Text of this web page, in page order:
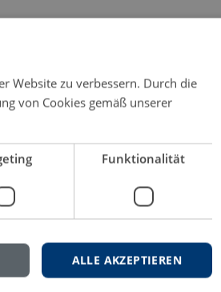
Website zu verbessern. Durch die
von Cookies gemäß unserer
Funktionalität
ALLE AKZEPTIEREN